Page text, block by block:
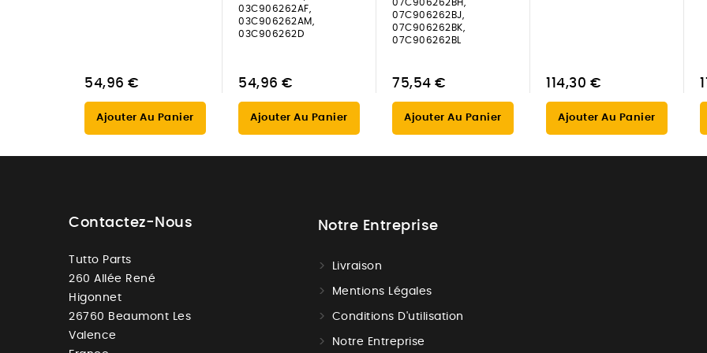
54,96 €
Ajouter Au Panier
03C906262AF,
03C906262AM,
03C906262D
54,96 €
Ajouter Au Panier
07C906262BH,
07C906262BJ,
07C906262BK,
07C906262BL
75,54 €
Ajouter Au Panier
114,30 €
Ajouter Au Panier
Contactez-Nous
Tutto Parts
260 Allée René
Higonnet
26760 Beaumont Les
Valence
Notre Entreprise
Livraison
Mentions Légales
Conditions D'utilisation
Notre Entreprise